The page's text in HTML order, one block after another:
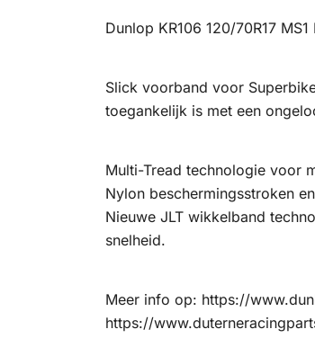
Dunlop KR106 120/70R17
Slick voorband voor
toegankelijk is met een
Multi-Tread technologie voor
Nylon beschermingsstroken
Nieuwe JLT wikkelband
snelheid.
Meer info op: https://
https://